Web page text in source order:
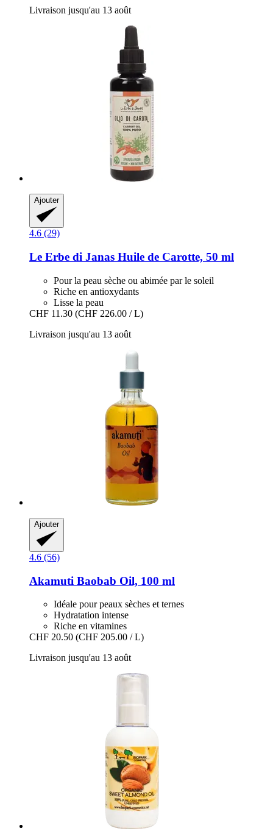
Livraison jusqu'au 13 août
Ajouter
4.6 (29)
Le Erbe di Janas Huile de Carotte, 50 ml
Pour la peau sèche ou abimée par le soleil
Riche en antioxydants
Lisse la peau
CHF 11.30 (CHF 226.00 / L)
Livraison jusqu'au 13 août
Ajouter
4.6 (56)
Akamuti Baobab Oil, 100 ml
Idéale pour peaux sèches et ternes
Hydratation intense
Riche en vitamines
CHF 20.50 (CHF 205.00 / L)
Livraison jusqu'au 13 août